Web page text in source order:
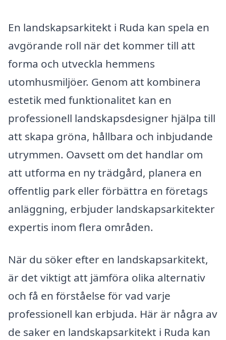
En landskapsarkitekt i Ruda kan spela en
avgörande roll när det kommer till att
forma och utveckla hemmens
utomhusmiljöer. Genom att kombinera
estetik med funktionalitet kan en
professionell landskapsdesigner hjälpa till
att skapa gröna, hållbara och inbjudande
utrymmen. Oavsett om det handlar om
att utforma en ny trädgård, planera en
offentlig park eller förbättra en företags
anläggning, erbjuder landskapsarkitekter
expertis inom flera områden.
När du söker efter en landskapsarkitekt,
är det viktigt att jämföra olika alternativ
och få en förståelse för vad varje
professionell kan erbjuda. Här är några av
de saker en landskapsarkitekt i Ruda kan